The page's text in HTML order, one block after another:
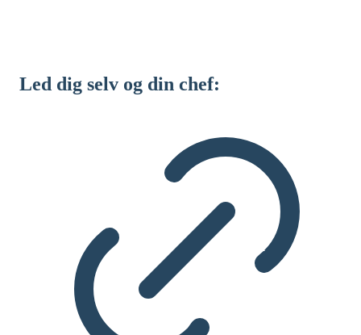
Led dig selv og din chef: